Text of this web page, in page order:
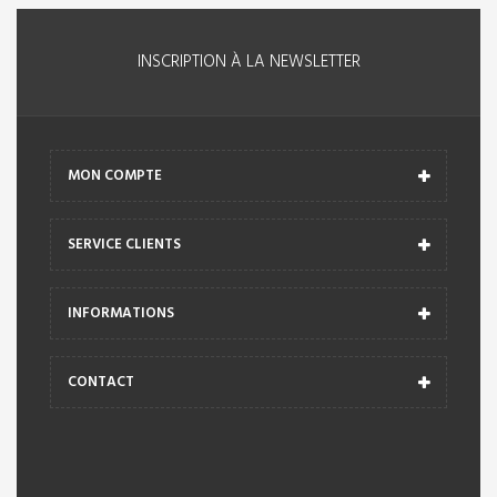
INSCRIPTION À LA NEWSLETTER
MON COMPTE
SERVICE CLIENTS
INFORMATIONS
CONTACT